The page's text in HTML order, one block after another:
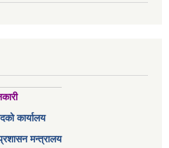
कार्यालय
मन्त्रालय